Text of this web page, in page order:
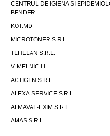
CENTRUL DE IGIENA SI
BENDER
KOT.MD
MICROTONER S.R.L.
TEHELAN S.R.L.
V. MELNIC I.I.
ACTIGEN S.R.L.
ALEXA-SERVICE S.R.L.
ALMAVAL-EXIM S.R.L.
AMAS S.R.L.